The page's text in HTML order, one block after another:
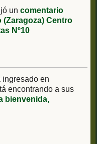
un comentario
(Zaragoza) Centro
Nº10
ingresado en
encontrando a sus
bienvenida,